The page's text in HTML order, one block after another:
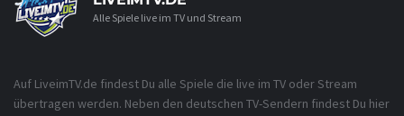
Alle Spiele live im TV und Stream
Auf LiveimTV.de findest Du alle Spiele die live im TV oder Stream
übertragen werden. Neben den deutschen TV-Sendern findest Du hier